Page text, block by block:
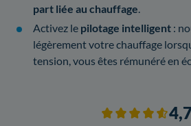
part liée au chauffage.
Activez le pilotage intelligent :
légèrement votre chauffage
tension, vous êtes rémunéré en